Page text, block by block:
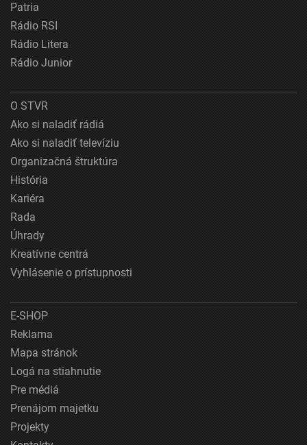
Patria
Rádio RSI
Rádio Litera
Rádio Junior
O STVR
Ako si naladiť rádiá
Ako si naladiť televíziu
Organizačná štruktúra
História
Kariéra
Rada
Úhrady
Kreatívne centrá
Vyhlásenie o prístupnosti
E-SHOP
Reklama
Mapa stránok
Logá na stiahnutie
Pre médiá
Prenájom majetku
Projekty